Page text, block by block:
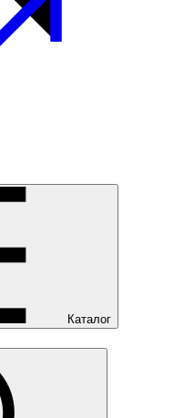
Каталог